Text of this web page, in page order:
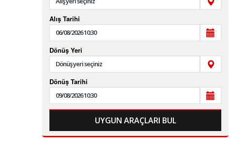
Alış Tarihi
Dönüş Yeri
Dönüş Tarihi